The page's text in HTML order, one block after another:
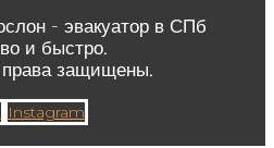
- эвакуатор в СПб
и быстро.
защищены.
Instagram